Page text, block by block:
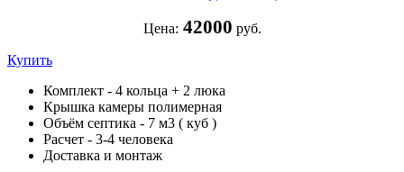
Цена: 42000 руб.
Купить
Комплект - 4 кольца + 2 люка
Крышка камеры полимерная
Объём септика - 7 м3 ( куб )
Расчет - 3-4 человека
Доставка и монтаж